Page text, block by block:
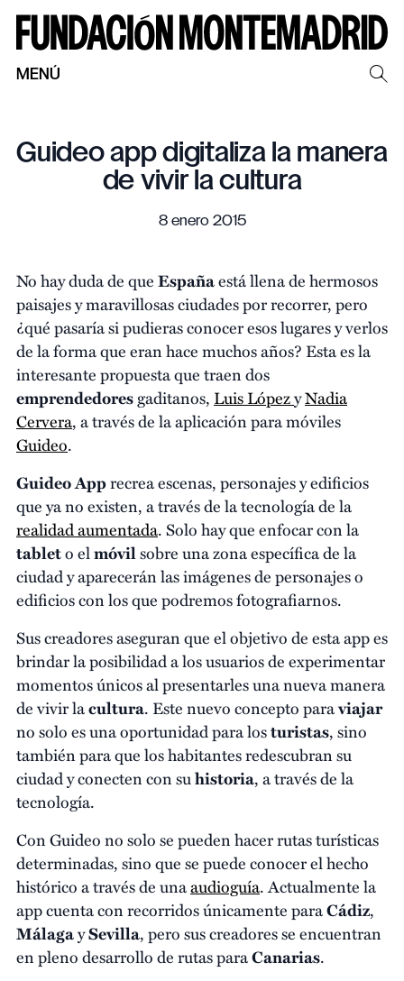
MENÚ
Guideo app digitaliza la manera
de vivir la cultura
8 enero 2015
No hay duda de queEspañaestá llena de hermosos
paisajes y maravillosas ciudades por recorrer, pero
¿qué pasaría si pudieras conocer esos lugares y verlos
de la forma que eran hace muchos años? Esta es la
interesante propuesta que traen dos
emprendedoresgaditanos, Luis LópezyNadia
Cervera, a través de la aplicación para móviles
Guideo.
Guideo Apprecrea escenas, personajes y edificios
que ya no existen, a través de la tecnología de la
realidad aumentada. Solo hay que enfocar con la
tableto elmóvilsobre una zona específica de la
ciudad y aparecerán las imágenes de personajes o
edificios con los que podremos fotografiarnos.
Sus creadores aseguran que el objetivo de esta app es
brindar la posibilidad a los usuarios de experimentar
momentos únicos al presentarles una nueva manera
de vivir lacultura. Este nuevo concepto paraviajar
no solo es una oportunidad para losturistas, sino
también para que los habitantes redescubran su
ciudad y conecten con suhistoria, a través de la
tecnología.
Con Guideo no solo se pueden hacer rutas turísticas
determinadas, sino que se puede conocer el hecho
histórico a través de unaaudioguía. Actualmente la
app cuenta con recorridos únicamente paraCádiz,
MálagaySevilla, pero sus creadores se encuentran
en pleno desarrollo de rutas paraCanarias.